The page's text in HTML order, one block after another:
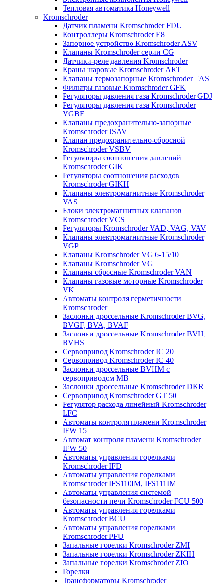
Тепловая автоматика Honeywell
Kromschroder
Датчик пламени Kromschroder FDU
Контроллеры Kromschroder E8
Запорное устройство Kromschroder ASV
Клапаны Kromschroder серии CG
Датчики-реле давления Kromschroder
Краны шаровые Kromschroder АКТ
Клапаны термозапорные Kromschroder TAS
Фильтры газовые Kromschroder GFK
Регуляторы давления газа Kromschroder GDJ
Регуляторы давления газа Kromschroder
VGBF
Клапаны предохранительно-запорные
Kromschroder JSAV
Клапан предохранительно-сбросной
Kromschroder VSBV
Регуляторы соотношения давлений
Kromschroder GIK
Регуляторы соотношения расходов
Kromschroder GIKH
Клапаны электромагнитные Kromschroder
VAS
Блоки электромагнитных клапанов
Kromschroder VCS
Регуляторы Kromschroder VAD, VAG, VAV
Клапаны электромагнитные Kromschroder
VGP
Клапаны Kromschroder VG 6-15/10
Клапаны Kromschroder VG
Клапаны сбросные Kromschroder VAN
Клапаны газовые моторные Kromschroder
VK
Автоматы контроля герметичности
Kromschroder
Заслонки дроссельные Kromschroder BVG,
BVGF, BVA, BVAF
Заслонки дроссельные Kromschroder BVH,
BVHS
Сервопривод Kromschroder IC 20
Сервопривод Kromschroder IC 40
Заслонки дроссельные BVHM с
сервоприводом МВ
Заслонки дроссельные Kromschroder DKR
Cервопривод Kromschroder GT 50
Регулятор расхода линейный Kromschroder
LFC
Автоматы контроля пламени Kromschroder
IFW 15
Автомат контроля пламени Kromschroder
IFW 50
Автоматы управления горелками
Kromschroder IFD
Автоматы управления горелками
Kromschroder IFS110IM, IFS111IM
Автоматы управления системой
безопасности печи Kromschroder FCU 500
Автоматы управления горелками
Kromschroder BCU
Автоматы управления горелками
Kromschroder PFU
Запальные горелки Kromschroder ZМI
Запальные горелки Kromschroder ZKIH
Запальные горелки Kromschroder ZIO
Горелки
Трансформаторы Kromschroder